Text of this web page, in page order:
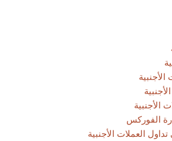
الأجنبية
الفوركس
العملات الأجنبية